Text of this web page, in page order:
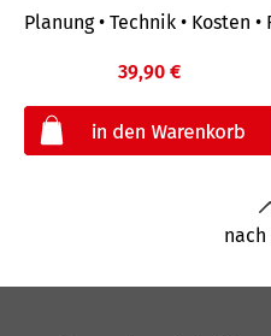
Planung • Technik • Kosten
39,90 €